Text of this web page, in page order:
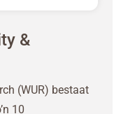
&
(WUR) bestaat
10